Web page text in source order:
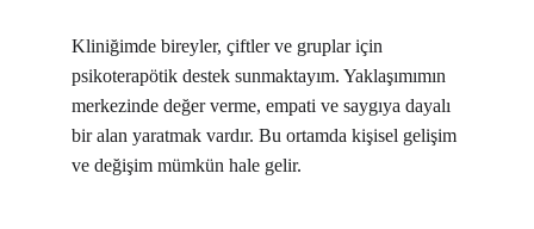
Kliniğimde bireyler, çiftler ve gruplar için
psikoterapötik destek sunmaktayım. Yaklaşımımın
merkezinde değer verme, empati ve saygıya dayalı
bir alan yaratmak vardır. Bu ortamda kişisel gelişim
ve değişim mümkün hale gelir.